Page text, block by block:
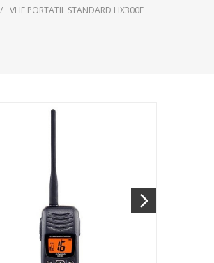
VHF PORTATIL STANDARD HX300E